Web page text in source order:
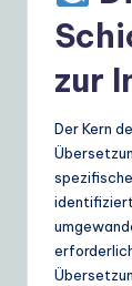
zur
Der Kern